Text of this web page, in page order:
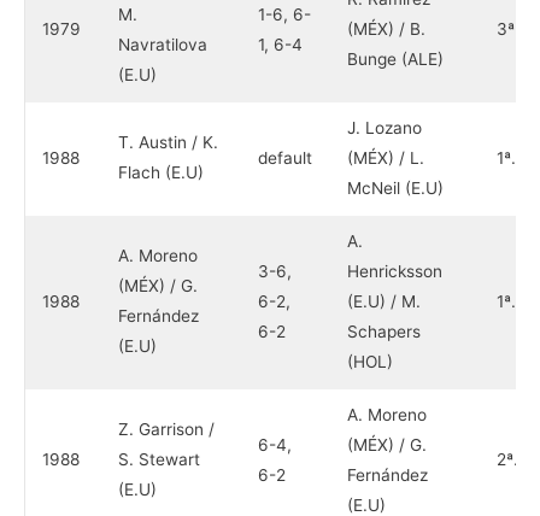
1979
M.
Navratilova
(E.U)
1-6, 6-
1, 6-4
(MÉX) / B.
Bunge (ALE)
3ª.
1988
T. Austin / K.
Flach (E.U)
default
J. Lozano
(MÉX) / L.
McNeil (E.U)
1ª.
1988
A. Moreno
(MÉX) / G.
Fernández
(E.U)
3-6,
6-2,
6-2
A.
Henricksson
(E.U) / M.
Schapers
(HOL)
1ª.
1988
Z. Garrison /
S. Stewart
(E.U)
6-4,
6-2
A. Moreno
(MÉX) / G.
Fernández
(E.U)
2ª.